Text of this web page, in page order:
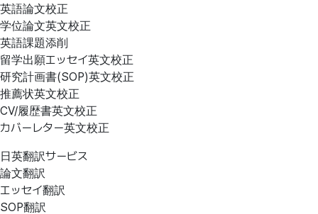
英語論文校正
学位論文英文校正
英語課題添削
留学出願エッセイ英文校正
研究計画書(SOP)英文校正
推薦状英文校正
CV/履歴書英文校正
カバーレター英文校正
日英翻訳サービス
論文翻訳
エッセイ翻訳
SOP翻訳